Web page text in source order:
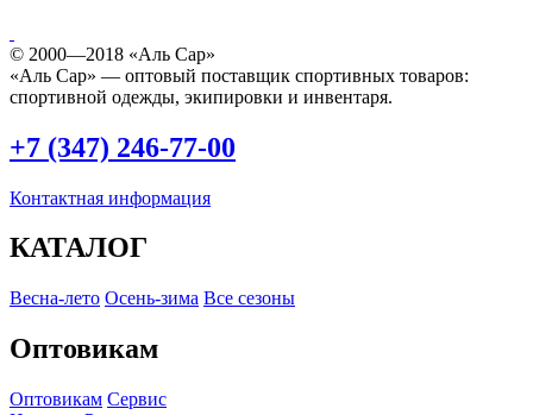
© 2000—2018 «Аль Сар»
«Аль Сар» — оптовый поставщик спортивных товаров:
спортивной одежды, экипировки и инвентаря.
+7 (347) 246-77-00
Контактная информация
КАТАЛОГ
Весна-лето Осень-зима Все сезоны
Оптовикам
Оптовикам Сервис